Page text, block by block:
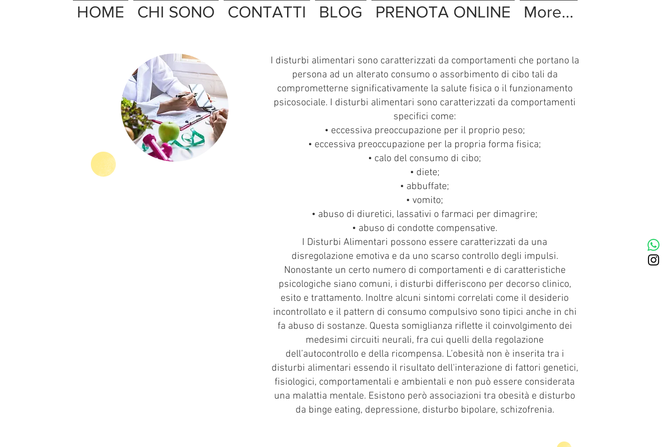
HOME CHI SONO CONTATTI BLOG PRENOTA ONLINE More...
I disturbi alimentari sono caratterizzati da comportamenti che portano la
persona ad un alterato consumo o assorbimento di cibo tali da
comprometterne significativamente la salute fisica o il funzionamento
psicosociale. I disturbi alimentari sono caratterizzati da comportamenti
specifici come:
• eccessiva preoccupazione per il proprio peso;
• eccessiva preoccupazione per la propria forma fisica;
• calo del consumo di cibo;
• diete;
• abbuffate;
• vomito;
• abuso di diuretici, lassativi o farmaci per dimagrire;
• abuso di condotte compensative.
I Disturbi Alimentari possono essere caratterizzati da una
disregolazione emotiva e da uno scarso controllo degli impulsi.
Nonostante un certo numero di comportamenti e di caratteristiche
psicologiche siano comuni, i disturbi differiscono per decorso clinico,
esito e trattamento. Inoltre alcuni sintomi correlati come il desiderio
incontrollato e il pattern di consumo compulsivo sono tipici anche in chi
fa abuso di sostanze. Questa somiglianza riflette il coinvolgimento dei
medesimi circuiti neurali, fra cui quelli della regolazione
dell’autocontrollo e della ricompensa. L’obesità non è inserita tra i
disturbi alimentari essendo il risultato dell'interazione di fattori genetici,
fisiologici, comportamentali e ambientali e non può essere considerata
una malattia mentale. Esistono però associazioni tra obesità e disturbo
da binge eating, depressione, disturbo bipolare, schizofrenia.